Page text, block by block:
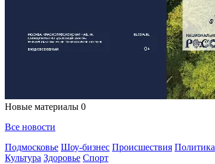
Новые материалы 0
Все новости
Подмосковье Шоу-бизнес Происшествия Политика
Культура Здоровье Спорт